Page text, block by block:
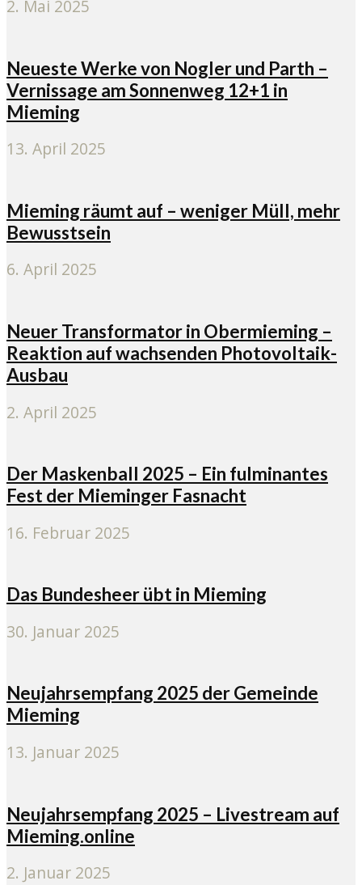
2. Mai 2025
Neueste Werke von Nogler und Parth –
Vernissage am Sonnenweg 12+1 in
Mieming
13. April 2025
Mieming räumt auf – weniger Müll, mehr
Bewusstsein
6. April 2025
Neuer Transformator in Obermieming –
Reaktion auf wachsenden Photovoltaik-
Ausbau
2. April 2025
Der Maskenball 2025 – Ein fulminantes
Fest der Mieminger Fasnacht
16. Februar 2025
Das Bundesheer übt in Mieming
30. Januar 2025
Neujahrsempfang 2025 der Gemeinde
Mieming
13. Januar 2025
Neujahrsempfang 2025 – Livestream auf
Mieming.online
2. Januar 2025